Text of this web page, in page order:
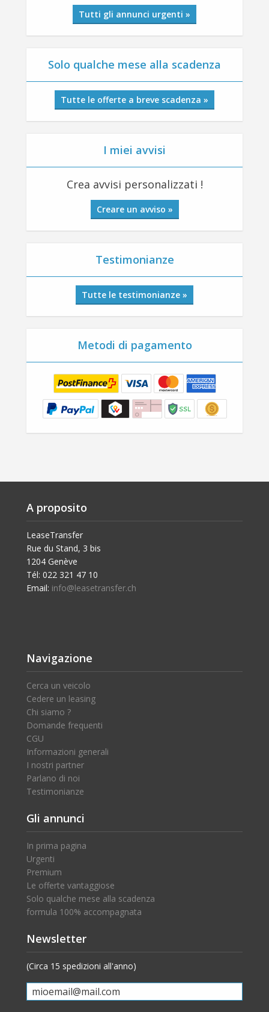
Tutti gli annunci urgenti »
Solo qualche mese alla scadenza
Tutte le offerte a breve scadenza »
I miei avvisi
Crea avvisi personalizzati !
Creare un avviso »
Testimonianze
Tutte le testimonianze »
Metodi di pagamento
A proposito
LeaseTransfer
Rue du Stand, 3 bis
1204 Genève
Tél: 022 321 47 10
Email: info@leasetransfer.ch
Navigazione
Cerca un veicolo
Cedere un leasing
Chi siamo ?
Domande frequenti
CGU
Informazioni generali
I nostri partner
Parlano di noi
Testimonianze
Gli annunci
In prima pagina
Urgenti
Premium
Le offerte vantaggiose
Solo qualche mese alla scadenza
formula 100% accompagnata
Newsletter
(Circa 15 spedizioni all'anno)